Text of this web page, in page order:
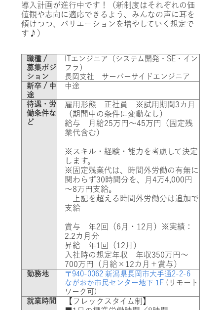
導入計画が進行中です！（新制度はそれぞれの価
値観や志向に適応できるよう、みんなの声に耳を
傾けつつ、バリエーションを増やしていく想定で
す♪）
職種 /
募集ポジ
ション
ITエンジニア（システム開発・SE・イン
フラ）
長岡支社 サーバーサイドエンジニア
新卒 / 中
途
中途
待遇・労
働条件な
ど
雇用形態 正社員 ※試用期間3カ月
（期間中の条件に変動なし）
給与 月給25万円～45万円（固定残
業代含む）
※スキル・経験・能力を考慮して決定
します。
※固定残業代は、時間外労働の有無に
関わらず30時間分を、月4万4,000円
～8万円支給。
上記を超える時間外労働分は追加で
支給
賞与 年2回（6月・12月）※実績：
2.2カ月分
昇給 年1回（12月）
入社時の想定年収 年収350万円～
700万円（月給×12カ月＋賞与）
勤務地
〒940-0062 新潟県長岡市大手通2-2-6
ながおか市民センター地下 1F (リモート
ワーク可)
就業時間
【フレックスタイム制】